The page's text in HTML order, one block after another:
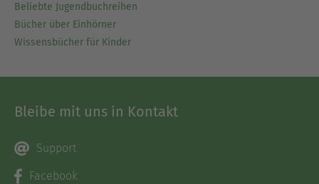
Beliebte Jugendbuchreihen
Bücher über Einhörner
Wissensbücher für Kinder
Bleibe mit uns in Kontakt
Support
Facebook